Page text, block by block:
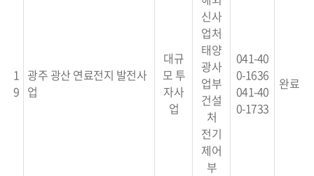
1
9
광주 광산 연료전지 발전사
업
대규
모 투
자사
업
신사
업처
태양
광사
업부
건설
처
전기
제어
부
041-40
0-1636
041-40
0-1733
완료